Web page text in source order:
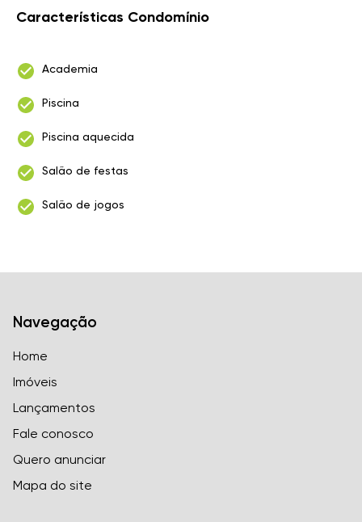
Características Condomínio
Academia
Piscina
Piscina aquecida
Salão de festas
Salão de jogos
Navegação
Home
Imóveis
Lançamentos
Fale conosco
Quero anunciar
Mapa do site